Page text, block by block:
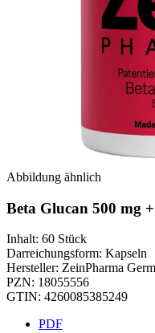
Abbildung ähnlich
Beta Glucan 500 mg
Inhalt: 60 Stück
Darreichungsform: Kapseln
Hersteller: ZeinPharma
PZN: 18055556
GTIN: 4260085385249
PDF